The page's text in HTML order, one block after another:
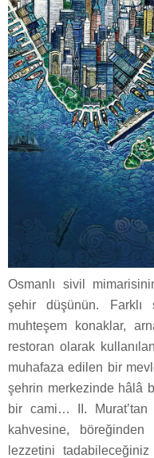
Osmanlı sivil
şehir düşünün.
muhteşem konaklar,
restoran olarak
muhafaza edilen bir
şehrin merkezinde hâlâ
bir cami… II. Murat’tan
kahvesine,
lezzetini